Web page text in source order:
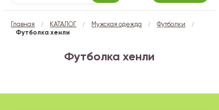
Главная / КАТАЛОГ / Мужская одежда / Футболки /
Футболка хенли
Футболка хенли